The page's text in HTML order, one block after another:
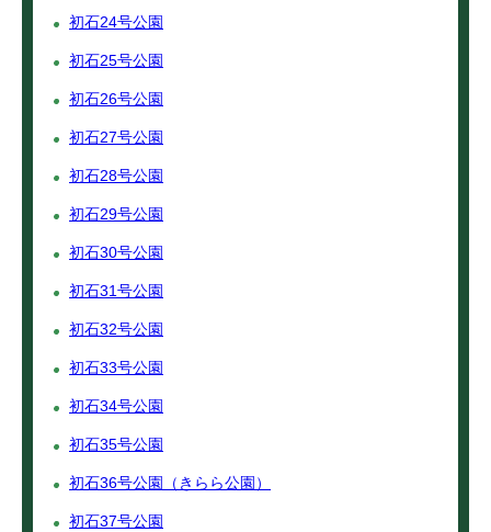
初石24号公園
初石25号公園
初石26号公園
初石27号公園
初石28号公園
初石29号公園
初石30号公園
初石31号公園
初石32号公園
初石33号公園
初石34号公園
初石35号公園
初石36号公園（きらら公園）
初石37号公園